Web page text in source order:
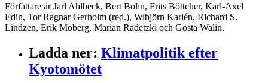
Författare är Jarl Ahlbeck, Bert Bolin, Frits Böttcher, Karl-Axel
Edin, Tor Ragnar Gerholm (red.), Wibjörn Karlén, Richard S.
Lindzen, Erik Moberg, Marian Radetzki och Gösta Walin.
Ladda ner: Klimatpolitik efter
Kyotomötet